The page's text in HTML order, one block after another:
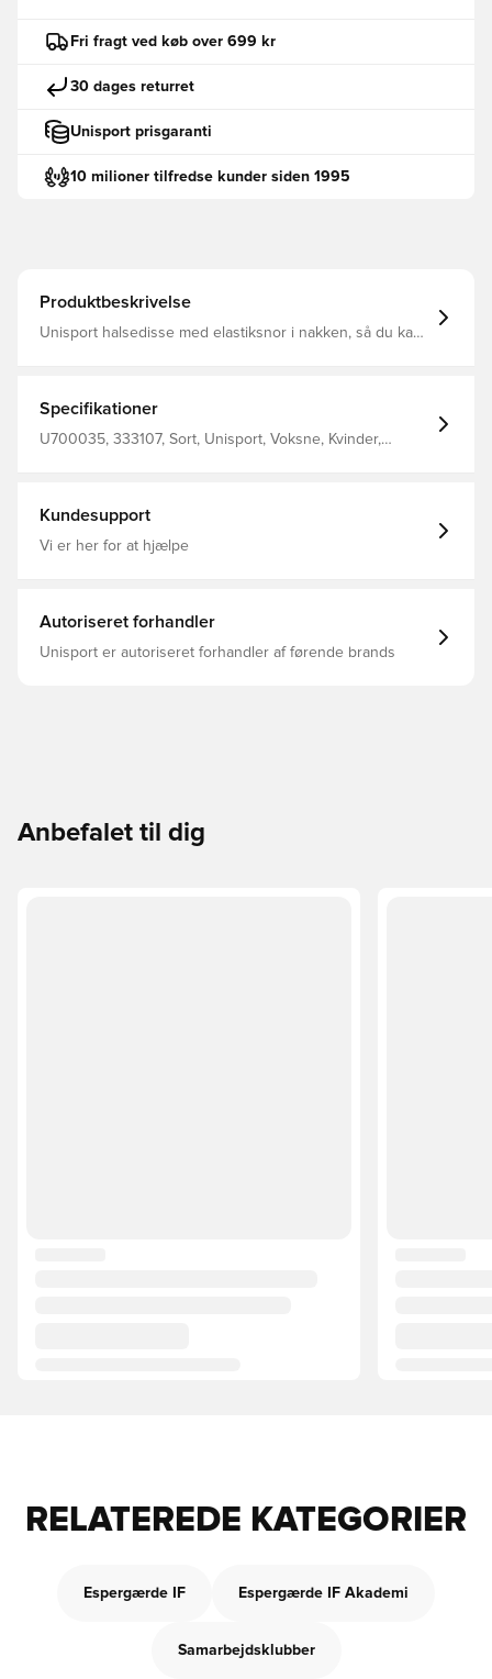
Fri fragt ved køb over 699 kr
30 dages returret
Unisport prisgaranti
10 milioner tilfredse kunder siden 1995
Produktbeskrivelse
Unisport halsedisse med elastiksnor i nakken, så du kan
Specifikationer
U700035, 333107, Sort, Unisport, Voksne, Kvinder,
Kundesupport
Vi er her for at hjælpe
Autoriseret forhandler
Unisport er autoriseret forhandler af førende brands
Anbefalet til dig
RELATEREDE KATEGORIER
Espergærde IF Espergærde IF Akademi
Samarbejdsklubber